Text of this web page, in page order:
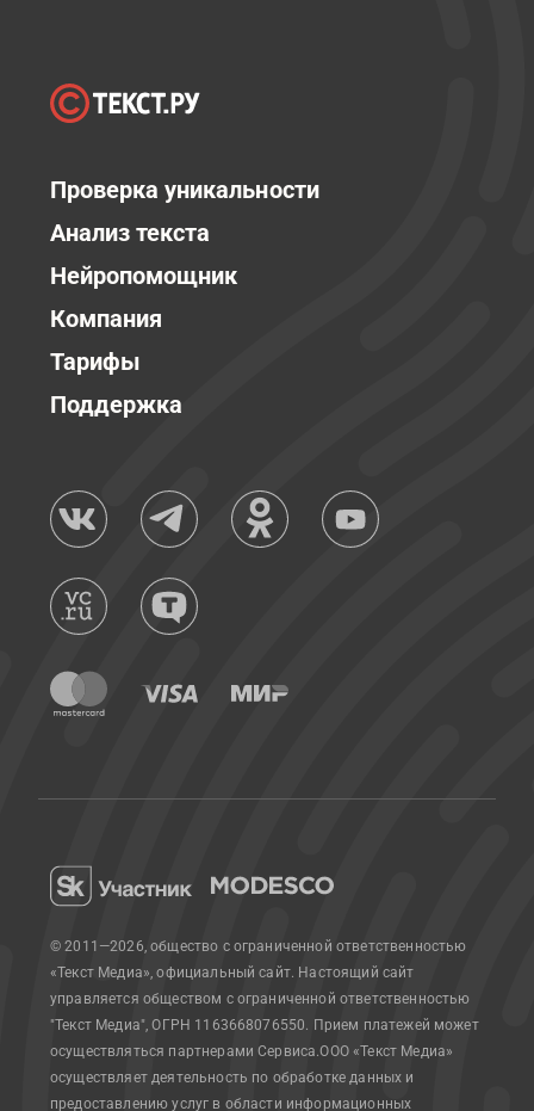
Проверка уникальности
Анализ текста
Нейропомощник
Компания
Тарифы
Поддержка
© 2011—2026, общество с ограниченной ответственностью
«Текст Медиа», официальный сайт. Настоящий сайт
управляется обществом с ограниченной ответственностью
"Текст Медиа", ОГРН 1163668076550. Прием платежей может
осуществляться партнерами Сервиса.ООО «Текст Медиа»
осуществляет деятельность по обработке данных и
предоставлению услуг в области информационных